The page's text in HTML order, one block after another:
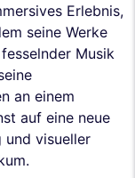
Erlebnis,
seine Werke
Musik
an einem
auf eine neue
und visueller